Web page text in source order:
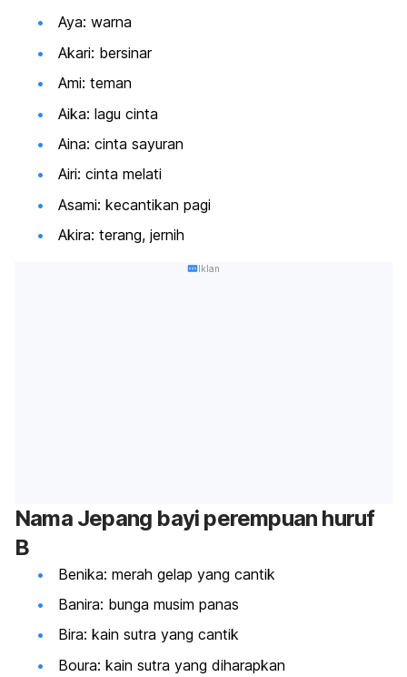
Aya: warna
Akari: bersinar
Ami: teman
Aika: lagu cinta
Aina: cinta sayuran
Airi: cinta melati
Asami: kecantikan pagi
Akira: terang, jernih
Iklan
Nama Jepang bayi perempuan huruf
B
Benika: merah gelap yang cantik
Banira: bunga musim panas
Bira: kain sutra yang cantik
Boura: kain sutra yang diharapkan